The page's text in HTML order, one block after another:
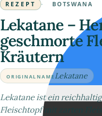
REZEPT · BOTSWANA
Lekatane –
geschmorte
Kräutern
ORIGINALNAME Lekatane
Lekatane ist ein
Fleischtopf mit zarten